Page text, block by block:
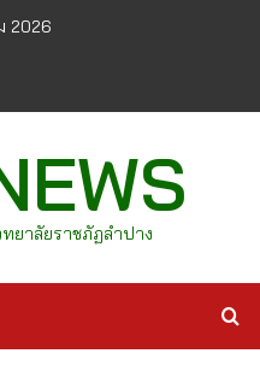
2026
ยาลัยราชภัฏลำปาง